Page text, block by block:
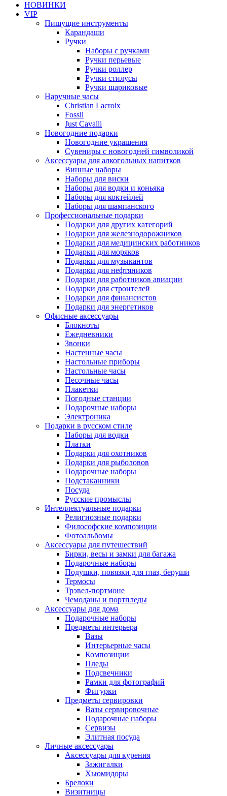
НОВИНКИ
VIP
Пишущие инструменты
Карандаши
Ручки
Наборы с ручками
Ручки перьевые
Ручки роллер
Ручки стилусы
Ручки шариковые
Наручные часы
Christian Lacroix
Fossil
Just Cavalli
Новогодние подарки
Новогодние украшения
Сувениры с новогодней символикой
Аксессуары для алкогольных напитков
Винные наборы
Наборы для виски
Наборы для водки и коньяка
Наборы для коктейлей
Наборы для шампанского
Профессиональные подарки
Подарки для других категорий
Подарки для железнодорожников
Подарки для медицинских работников
Подарки для моряков
Подарки для музыкантов
Подарки для нефтяников
Подарки для работников авиации
Подарки для строителей
Подарки для финансистов
Подарки для энергетиков
Офисные аксессуары
Блокноты
Ежедневники
Звонки
Настенные часы
Настольные приборы
Настольные часы
Песочные часы
Плакетки
Погодные станции
Подарочные наборы
Электроника
Подарки в русском стиле
Наборы для водки
Платки
Подарки для охотников
Подарки для рыболовов
Подарочные наборы
Подстаканники
Посуда
Русские промыслы
Интеллектуальные подарки
Религиозные подарки
Философские композиции
Фотоальбомы
Аксессуары для путешествий
Бирки, весы и замки для багажа
Подарочные наборы
Подушки, повязки для глаз, беруши
Термосы
Трэвел-портмоне
Чемоданы и портпледы
Аксессуары для дома
Подарочные наборы
Предметы интерьера
Вазы
Интерьерные часы
Композиции
Пледы
Подсвечники
Рамки для фотографий
Фигурки
Предметы сервировки
Вазы сервировочные
Подарочные наборы
Сервизы
Элитная посуда
Личные аксессуары
Аксессуары для курения
Зажигалки
Хьюмидоры
Брелоки
Визитницы